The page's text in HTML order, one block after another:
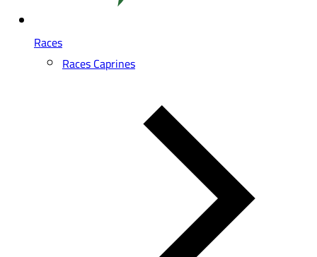
Races
Races Caprines